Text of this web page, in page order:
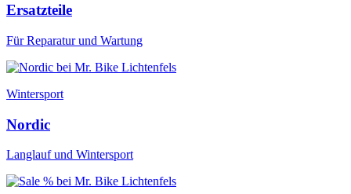
Ersatzteile
Für Reparatur und Wartung
Wintersport
Nordic
Langlauf und Wintersport